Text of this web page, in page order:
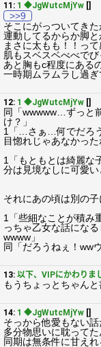
11: 1 ◆JgWutcMjYw []
>>9
そこにがっついてき
運動してるからか脚
まさに太もも！！っ
肌もスベスベべべでび
あと胸もc程度にある
一時期ムラムラし過
12: 1 ◆JgWutcMjYw []
同「wwwww…ずっと
け？」
1「…さぁ…何でだろ
目惚れじゃあなかった
1「もともとは綺麗な
分は見境なしに可愛い
それにあの頃は別の
1「些細なことが積み
っちゃ乙女な話にな
wwww」
同「だろうねぇ！ww
13: 以下、VIPにかわりま
もうちょっとちゃん
14: 1 ◆JgWutcMjYw []
そっから他愛もない
多分物思いに耽って
同期は無条件に甘え